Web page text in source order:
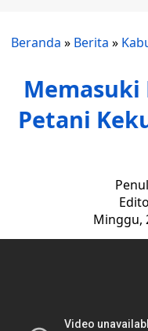
Beranda » Berita »
Memasuki
Petani
Minggu,